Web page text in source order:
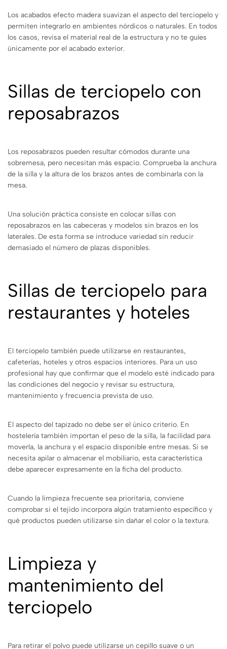
Los acabados efecto madera suavizan el aspecto del terciopelo y
permiten integrarlo en ambientes nórdicos o naturales. En todos
los casos, revisa el material real de la estructura y no te guíes
únicamente por el acabado exterior.
Sillas de terciopelo con
reposabrazos
Los reposabrazos pueden resultar cómodos durante una
sobremesa, pero necesitan más espacio. Comprueba la anchura
de la silla y la altura de los brazos antes de combinarla con la
mesa.
Una solución práctica consiste en colocar sillas con
reposabrazos en las cabeceras y modelos sin brazos en los
laterales. De esta forma se introduce variedad sin reducir
demasiado el número de plazas disponibles.
Sillas de terciopelo para
restaurantes y hoteles
El terciopelo también puede utilizarse en restaurantes,
cafeterías, hoteles y otros espacios interiores. Para un uso
profesional hay que confirmar que el modelo esté indicado para
las condiciones del negocio y revisar su estructura,
mantenimiento y frecuencia prevista de uso.
El aspecto del tapizado no debe ser el único criterio. En
hostelería también importan el peso de la silla, la facilidad para
moverla, la anchura y el espacio disponible entre mesas. Si se
necesita apilar o almacenar el mobiliario, esta característica
debe aparecer expresamente en la ficha del producto.
Cuando la limpieza frecuente sea prioritaria, conviene
comprobar si el tejido incorpora algún tratamiento específico y
qué productos pueden utilizarse sin dañar el color o la textura.
Limpieza y
mantenimiento del
terciopelo
Para retirar el polvo puede utilizarse un cepillo suave o un